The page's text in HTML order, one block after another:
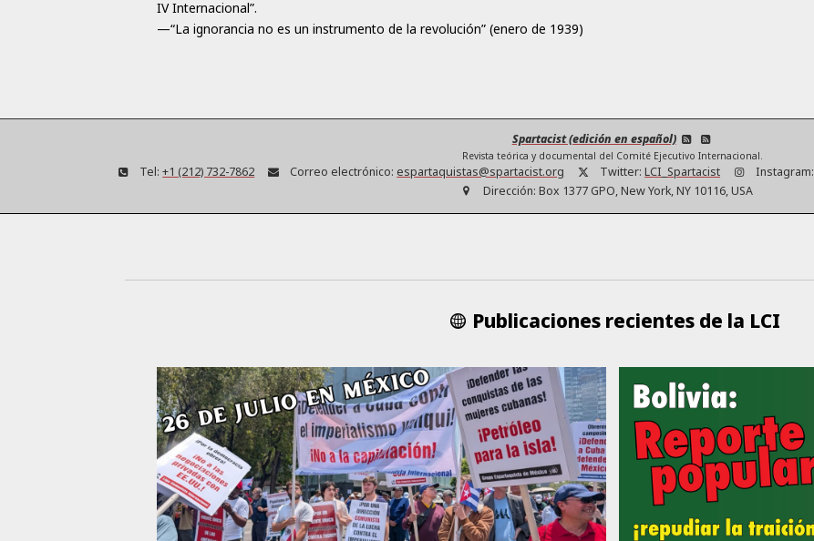
IV Internacional”.
—“La ignorancia no es un instrumento de la revolución” (enero de 1939)
Spartacist (edición en español)
Revista teórica y documental del Comité Ejecutivo Internacional.
Tel: +1 (212) 732-7862 Correo electrónico: espartaquistas@spartacist.org Twitter: LCI_Spartacist Instagram:
Dirección: Box 1377 GPO, New York, NY 10116, USA
Publicaciones recientes de la LCI